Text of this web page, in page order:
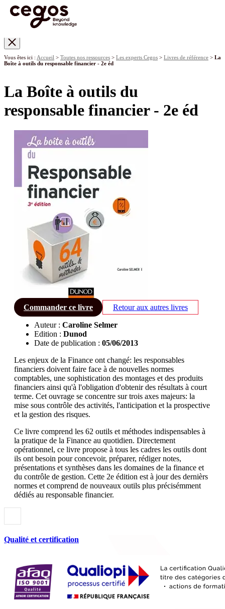
Vous êtes ici : Accueil > Toutes nos ressources > Les experts Cegos > Livres de référence > La
Boîte à outils du responsable financier - 2e éd
La Boîte à outils du
responsable financier - 2e éd
Commander ce livre Retour aux autres livres
Auteur : Caroline Selmer
Edition : Dunod
Date de publication : 05/06/2013
Les enjeux de la Finance ont changé: les responsables
financiers doivent faire face à de nouvelles normes
comptables, une sophistication des montages et des produits
financiers ainsi qu'à l'obligation d'obtenir des résultats à court
terme. Cet ouvrage se concentre sur trois axes majeurs: la
mise sous contrôle des activités, l'anticipation et la prospective
et la gestion des risques.
Ce livre comprend les 62 outils et méthodes indispensables à
la pratique de la Finance au quotidien. Directement
opérationnel, ce livre propose à tous les cadres les outils dont
ils ont besoin pour concevoir, préparer, rédiger notes,
présentations et synthèses dans les domaines de la finance et
du contrôle de gestion. Cette 2e édition est à jour des dernièrs
normes et comprend de nouveaux outils plus précisémment
dédiés au responsable financier.
Qualité et certification